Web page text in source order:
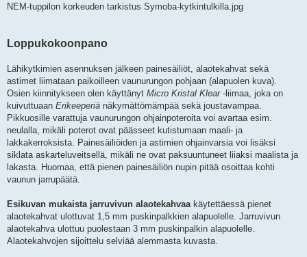
NEM-tuppilon korkeuden tarkistus Symoba-kytkintulkilla.jpg
Loppukokoonpano
Lähikytkimien asennuksen jälkeen painesäiliöt, alaotekahvat sekä
astimet liimataan paikoilleen vaunurungon pohjaan (alapuolen kuva).
Osien kiinnitykseen olen käyttänyt Micro Kristal Klear-liimaa, joka on
kuivuttuaan Erikeeperiä näkymättömämpää sekä joustavampaa.
Pikkuosille varattuja vaunurungon ohjainpoteroita voi avartaa esim.
neulalla, mikäli poterot ovat päässeet kutistumaan maali- ja
lakkakerroksista. Painesäiliöiden ja astimien ohjainvarsia voi lisäksi
siklata askarteluveitsellä, mikäli ne ovat paksuuntuneet liiaksi maalista ja
lakasta. Huomaa, että pienen painesäiliön nupin pitää osoittaa kohti
vaunun jarrupäätä.
Esikuvan mukaista jarruvivun alaotekahvaakäytettäessä pienet
alaotekahvat ulottuvat 1,5 mm puskinpalkkien alapuolelle. Jarruvivun
alaotekahva ulottuu puolestaan 3 mm puskinpalkin alapuolelle.
Alaotekahvojen sijoittelu selviää alemmasta kuvasta.